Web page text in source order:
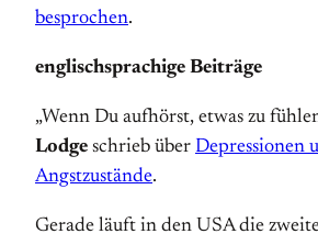
besprochen.
englischsprachige Beiträge
„Wenn Du aufhörst, etwas zu
Lodge schrieb über Depressionen
Angstzustände.
Gerade läuft in den USA die